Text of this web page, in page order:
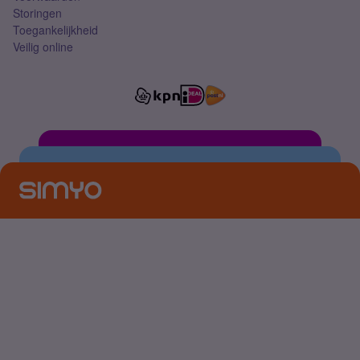
Storingen
Toegankelijkheid
Veilig online